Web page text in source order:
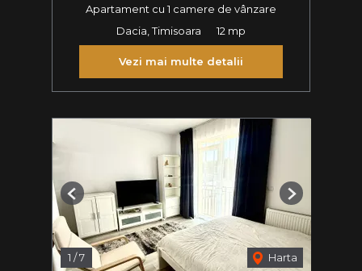
Apartament cu 1 camere de vânzare
Dacia, Timisoara
12 mp
Vezi mai multe detalii
1 /7 Harta
Previous Next